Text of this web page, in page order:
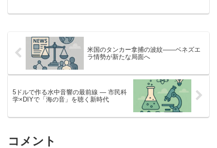
米国のタンカー拿捕の波紋――ベネズエ
ラ情勢が新たな局面へ
5ドルで作る水中音響の最前線 ― 市民科
学×DIYで「海の音」を聴く新時代
コメント